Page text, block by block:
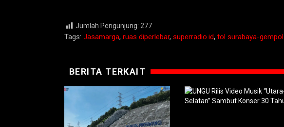
Jumlah Pengunjung: 277
Tags: Jasamarga, ruas diperlebar, superradio.id, tol surabaya-gempol
BERITA TERKAIT